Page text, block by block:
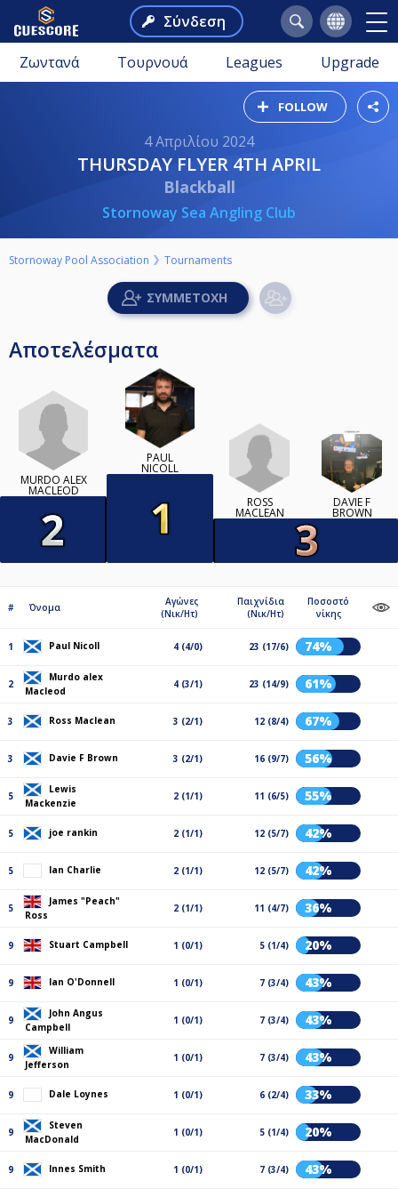
Σύνδεση
Ζωντανά Τουρνουά Leagues Upgrade
FOLLOW
4 Απριλίου 2024
THURSDAY FLYER 4TH APRIL
Blackball
Stornoway Sea Angling Club
Stornoway Pool Association Tournaments
Αποτελέσματα
MURDO ALEX
MACLEOD
PAUL
NICOLL
ROSS
MACLEAN
DAVIE F
BROWN
# Όνομα
Αγώνες
(Νικ/Ητ)
Παιχνίδια
(Νικ/Ητ)
Ποσοστό
νίκης
1 Paul Nicoll 4 (4/0) 23 (17/6) 74%
2
Murdo alex
Macleod
4 (3/1) 23 (14/9) 61%
3 Ross Maclean 3 (2/1) 12 (8/4) 67%
3 Davie F Brown 3 (2/1) 16 (9/7) 56%
5
Lewis
Mackenzie
2 (1/1) 11 (6/5) 55%
5 joe rankin 2 (1/1) 12 (5/7) 42%
5 Ian Charlie 2 (1/1) 12 (5/7) 42%
5
James "Peach"
Ross
2 (1/1) 11 (4/7) 36%
9 Stuart Campbell 1 (0/1) 5 (1/4) 20%
9 Ian O'Donnell 1 (0/1) 7 (3/4) 43%
9
John Angus
Campbell
1 (0/1) 7 (3/4) 43%
9
William
Jefferson
1 (0/1) 7 (3/4) 43%
9 Dale Loynes 1 (0/1) 6 (2/4) 33%
9
Steven
MacDonald
1 (0/1) 5 (1/4) 20%
9 Innes Smith 1 (0/1) 7 (3/4) 43%